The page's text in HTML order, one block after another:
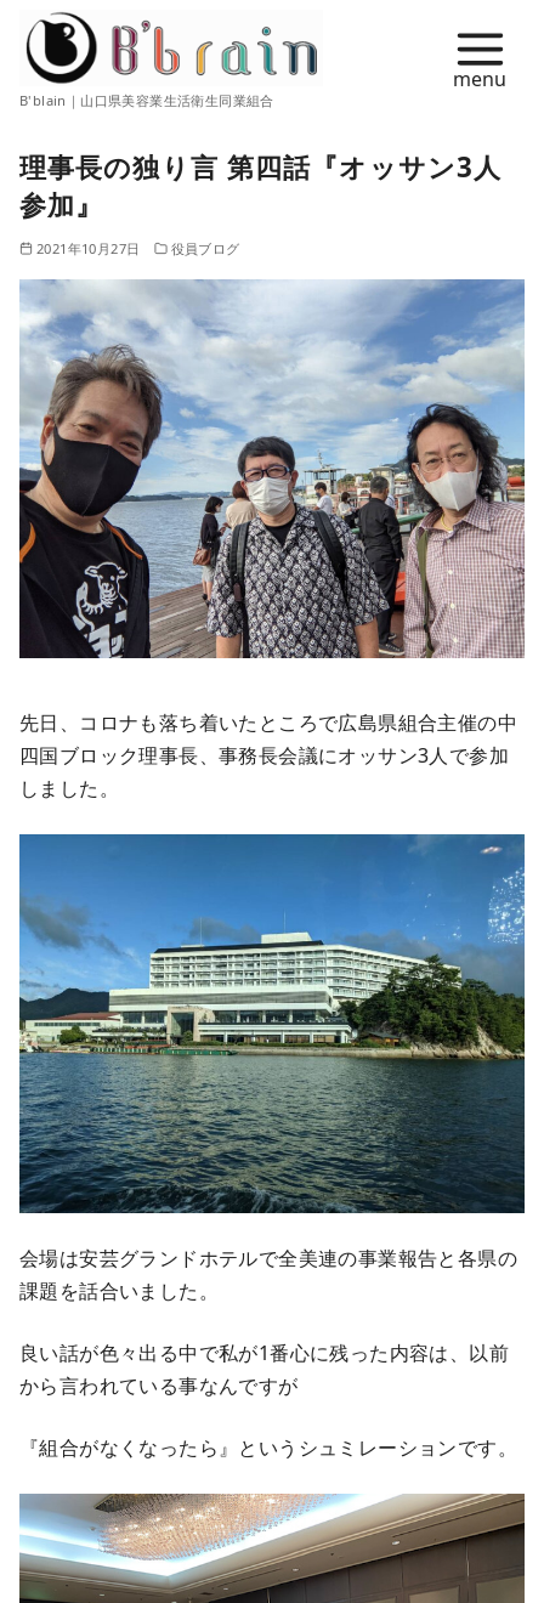
B'blain｜山口県美容業生活衛生同業組合
理事長の独り言 第四話『オッサン3人
参加』
2021年10月27日 役員ブログ
先日、コロナも落ち着いたところで広島県組合主催の中
四国ブロック理事長、事務長会議にオッサン3人で参加
しました。
会場は安芸グランドホテルで全美連の事業報告と各県の
課題を話合いました。
良い話が色々出る中で私が1番心に残った内容は、以前
から言われている事なんですが
『組合がなくなったら』というシュミレーションです。